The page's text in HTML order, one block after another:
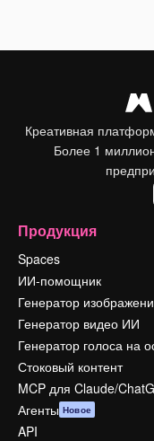
Креативная
Более 1
Продукция
Spaces
ИИ-помощник
Генератор
Генератор видео ИИ
Генератор голоса на
Стоковый контент
MCP для Claude/
Агенты Новое
API